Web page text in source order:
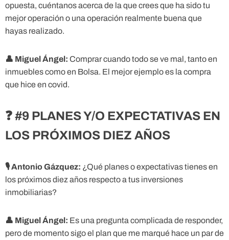
opuesta, cuéntanos acerca de la que crees que ha sido tu
mejor operación o una operación realmente buena que
hayas realizado.
👤 Miguel Ángel: Comprar cuando todo se ve mal, tanto en
inmuebles como en Bolsa. El mejor ejemplo es la compra
que hice en covid.
❓ #9 PLANES Y/O EXPECTATIVAS EN
LOS PRÓXIMOS DIEZ AÑOS
🎙Antonio Gázquez: ¿Qué planes o expectativas tienes en
los próximos diez años respecto a tus inversiones
inmobiliarias?
👤 Miguel Ángel: Es una pregunta complicada de responder,
pero de momento sigo el plan que me marqué hace un par de